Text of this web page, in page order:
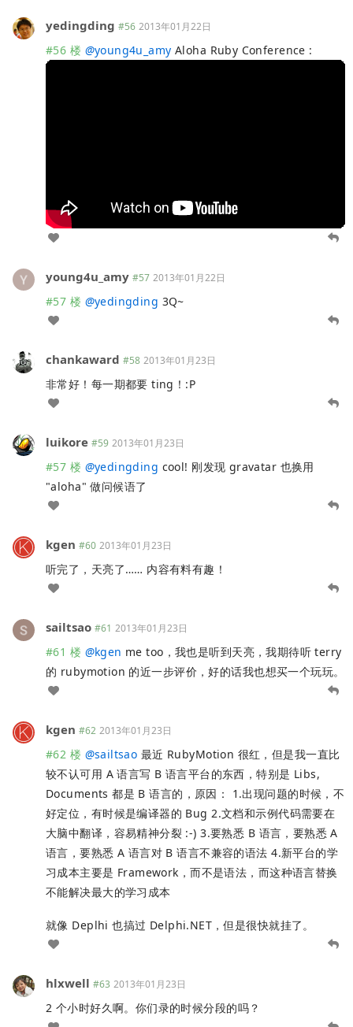
yedingding #56 2013年01月22日
#56 楼 @young4u_amy Aloha Ruby Conference :
young4u_amy #57 2013年01月22日
#57 楼 @yedingding 3Q~
chankaward #58 2013年01月23日
非常好！每一期都要 ting！:P
luikore #59 2013年01月23日
#57 楼 @yedingding cool! 刚发现 gravatar 也换用
"aloha" 做问候语了
kgen #60 2013年01月23日
听完了，天亮了…… 内容有料有趣！
sailtsao #61 2013年01月23日
#61 楼 @kgen me too，我也是听到天亮，我期待听 terry
的 rubymotion 的近一步评价，好的话我也想买一个玩玩。
kgen #62 2013年01月23日
#62 楼 @sailtsao 最近 RubyMotion 很红，但是我一直比
较不认可用 A 语言写 B 语言平台的东西，特别是 Libs,
Documents 都是 B 语言的，原因： 1.出现问题的时候，不
好定位，有时候是编译器的 Bug 2.文档和示例代码需要在
大脑中翻译，容易精神分裂 :-) 3.要熟悉 B 语言，要熟悉 A
语言，要熟悉 A 语言对 B 语言不兼容的语法 4.新平台的学
习成本主要是 Framework，而不是语法，而这种语言替换
不能解决最大的学习成本
就像 Deplhi 也搞过 Delphi.NET，但是很快就挂了。
hlxwell #63 2013年01月23日
2 个小时好久啊。你们录的时候分段的吗？